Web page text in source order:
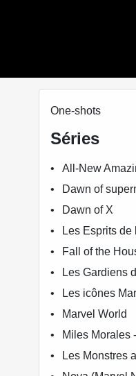
One-shots
Séries
All-New
Dawn of
Dawn of X
Les Esprits
Fall of the
Les Gardiens de la
Les icônes
Marvel World
Miles Morales
Les Monstres